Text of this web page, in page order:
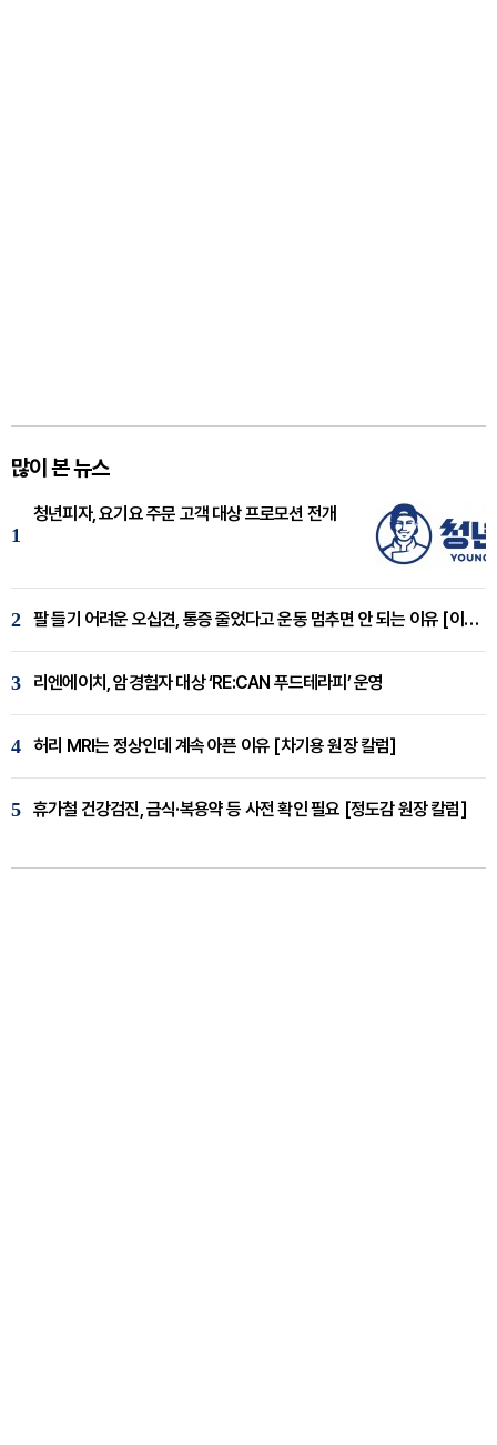
많이 본 뉴스
1
청년피자, 요기요 주문 고객 대상 프로모션 전개
2 팔 들기 어려운 오십견, 통증 줄었다고 운동 멈추면 안 되는 이유 [이병욱 원장 칼럼]
3 리엔에이치, 암경험자 대상 ‘RE:CAN 푸드테라피’ 운영
4 허리 MRI는 정상인데 계속 아픈 이유 [차기용 원장 칼럼]
5 휴가철 건강검진, 금식·복용약 등 사전 확인 필요 [정도감 원장 칼럼]